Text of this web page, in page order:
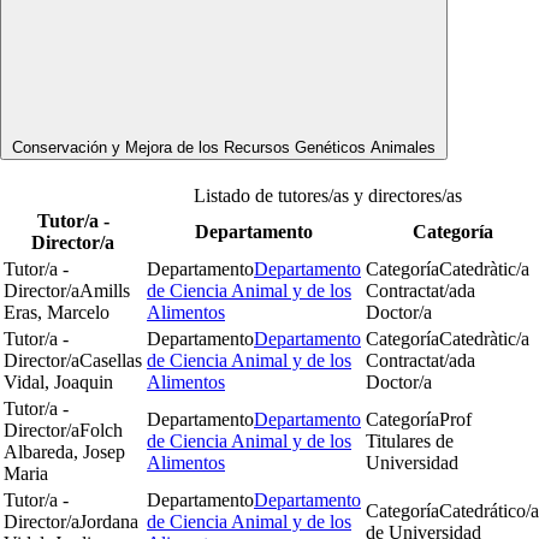
Conservación y Mejora de los Recursos Genéticos Animales
Listado de tutores/as y directores/as
Tutor/a -
Director/a
Departamento
Categoría
Tutor/a -
Director/aAmills
Eras, Marcelo
DepartamentoDepartamento
de Ciencia Animal y de los
Alimentos
CategoríaCatedràtic/a
Contractat/ada
Doctor/a
Tutor/a -
Director/aCasellas
Vidal, Joaquin
DepartamentoDepartamento
de Ciencia Animal y de los
Alimentos
CategoríaCatedràtic/a
Contractat/ada
Doctor/a
Tutor/a -
Director/aFolch
Albareda, Josep
Maria
DepartamentoDepartamento
de Ciencia Animal y de los
Alimentos
CategoríaProf
Titulares de
Universidad
Tutor/a -
Director/aJordana
DepartamentoDepartamento
de Ciencia Animal y de los
CategoríaCatedrático/a
de Universidad